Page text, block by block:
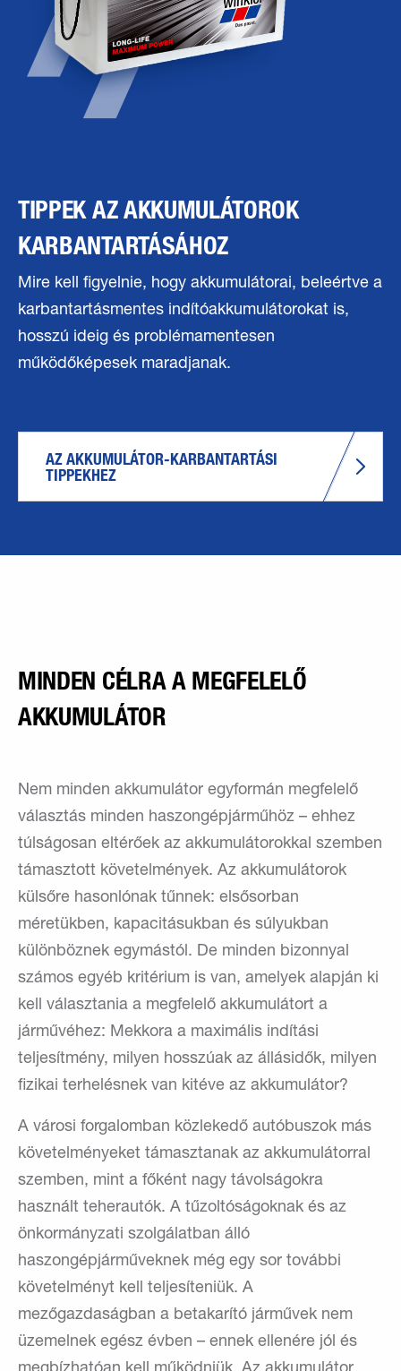
TIPPEK AZ AKKUMULÁTOROK
KARBANTARTÁSÁHOZ
Mire kell figyelnie, hogy akkumulátorai, beleértve a
karbantartásmentes indítóakkumulátorokat is,
hosszú ideig és problémamentesen
működőképesek maradjanak.
AZ AKKUMULÁTOR-KARBANTARTÁSI
TIPPEKHEZ
MINDEN CÉLRA A MEGFELELŐ
AKKUMULÁTOR
Nem minden akkumulátor egyformán megfelelő
választás minden haszongépjárműhöz – ehhez
túlságosan eltérőek az akkumulátorokkal szemben
támasztott követelmények. Az akkumulátorok
külsőre hasonlónak tűnnek: elsősorban
méretükben, kapacitásukban és súlyukban
különböznek egymástól. De minden bizonnyal
számos egyéb kritérium is van, amelyek alapján ki
kell választania a megfelelő akkumulátort a
járművéhez: Mekkora a maximális indítási
teljesítmény, milyen hosszúak az állásidők, milyen
fizikai terhelésnek van kitéve az akkumulátor?
A városi forgalomban közlekedő autóbuszok más
követelményeket támasztanak az akkumulátorral
szemben, mint a főként nagy távolságokra
használt teherautók. A tűzoltóságoknak és az
önkormányzati szolgálatban álló
haszongépjárműveknek még egy sor további
követelményt kell teljesíteniük. A
mezőgazdaságban a betakarító járművek nem
üzemelnek egész évben – ennek ellenére jól és